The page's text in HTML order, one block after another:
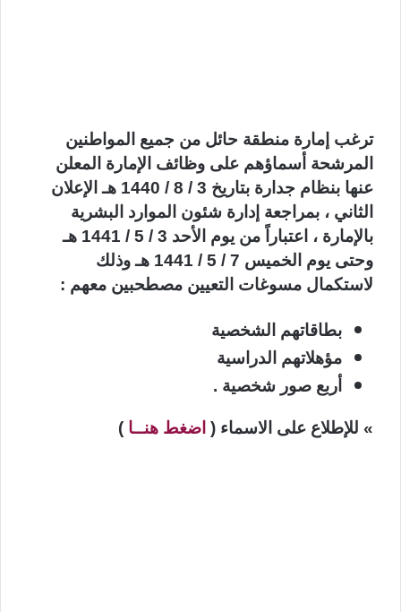
ترغب إمارة منطقة حائل من جميع المواطنين
المرشحة أسماؤهم على وظائف الإمارة المعلن
عنها بنظام جدارة بتاريخ 3 / 8 / 1440 هـ الإعلان
الثاني ، بمراجعة إدارة شئون الموارد البشرية
بالإمارة ، اعتباراً من يوم الأحد 3 / 5 / 1441 هـ
وحتى يوم الخميس 7 / 5 / 1441 هـ وذلك
لاستكمال مسوغات التعيين مصطحبين معهم :
بطاقاتهم الشخصية
مؤهلاتهم الدراسية
أربع صور شخصية .
» للإطلاع على الاسماء ( اضغط هنــا )